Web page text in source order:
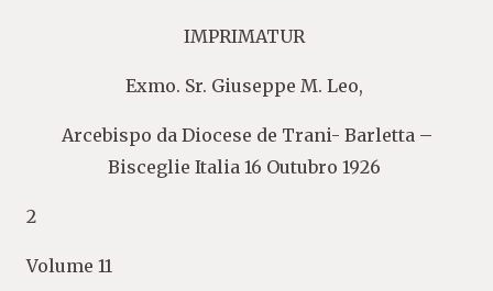
IMPRIMATUR
Exmo. Sr. Giuseppe M. Leo,
Arcebispo da Diocese de Trani- Barletta –
Bisceglie Italia 16 Outubro 1926
2
Volume 11